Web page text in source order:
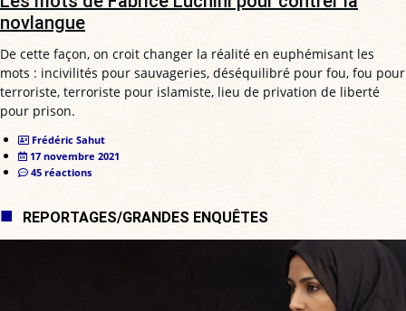
novlangue
De cette façon, on croit changer la réalité en euphémisant les
mots : incivilités pour sauvageries, déséquilibré pour fou, fou pour
terroriste, terroriste pour islamiste, lieu de privation de liberté
pour prison.
Frédéric Sahut
17 novembre 2021
45 réactions
REPORTAGES/GRANDES ENQUÊTES